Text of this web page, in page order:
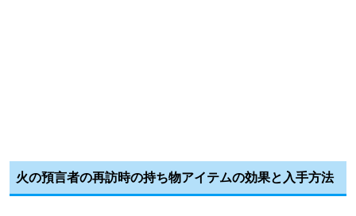
火の預言者の再訪時の持ち物アイテムの効果と入手方法